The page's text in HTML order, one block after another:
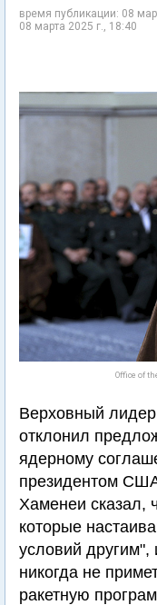
время публикации: 08
08 марта 2025 г., 18:40
Office of
Верховный
отклонил
ядерному
президентом
Хаменеи сказал,
которые
условий другим",
никогда не
ракетную